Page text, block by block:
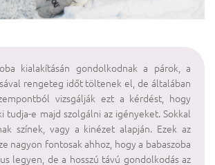
kialakításán gondolkodnak a párok, a
rengeteg időt töltenek el, de általában
vizsgálják ezt a kérdést, hogy
tudja-e majd szolgálni az igényeket. Sokkal
színek, vagy a kinézet alapján. Ezek az
nagyon fontosak ahhoz, hogy a babaszoba
legyen, de a hosszú távú gondolkodás az